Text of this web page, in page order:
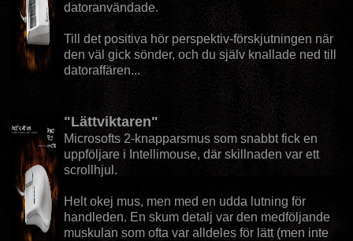
datoranvändade.
Till det positiva hör perspektiv-förskjutningen när
den väl gick sönder, och du själv knallade ned till
datoraffären...
"Lättviktaren"
Microsofts 2-knapparsmus som snabbt fick en
uppföljare i Intellimouse, där skillnaden var ett
scrollhjul.
Helt okej mus, men med en udda lutning för
handleden. En skum detalj var den medföljande
muskulan som ofta var alldeles för lätt (men inte